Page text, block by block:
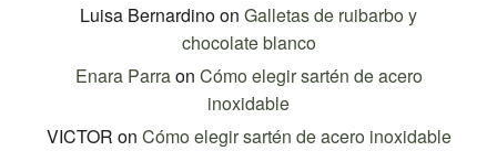
Luisa Bernardinoon Galletas de ruibarbo y
chocolate blanco
Enara Parraon Cómo elegir sartén de acero
inoxidable
VICTOR on Cómo elegir sartén de acero inoxidable